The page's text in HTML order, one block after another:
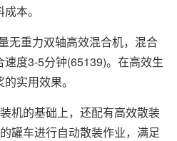
本。
无重力双轴高效混合机，混合
度3-5分钟(65139)。在高效生
实用效果。
机的基础上，还配有高效散装
罐车进行自动散装作业，满足